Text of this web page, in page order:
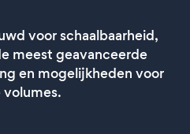
voor schaalbaarheid,
meest geavanceerde
en mogelijkheden voor